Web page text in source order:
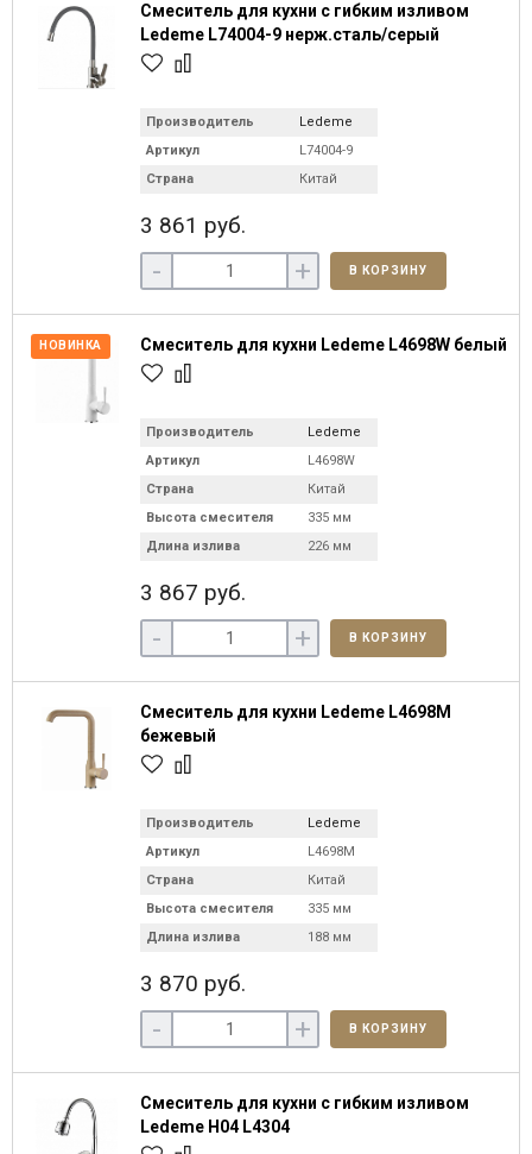
Смеситель для кухни с гибким изливом
Ledeme L74004-9 нерж.сталь/серый
Производитель
Ledeme
Артикул
L74004-9
Страна
Китай
3 861 руб.
- + В КОРЗИНУ
НОВИНКА Смеситель для кухни Ledeme L4698W белый
Производитель
Ledeme
Артикул
L4698W
Страна
Китай
Высота смесителя
335 мм
Длина излива
226 мм
3 867 руб.
- + В КОРЗИНУ
Смеситель для кухни Ledeme L4698M
бежевый
Производитель
Ledeme
Артикул
L4698M
Страна
Китай
Высота смесителя
335 мм
Длина излива
188 мм
3 870 руб.
- + В КОРЗИНУ
Смеситель для кухни с гибким изливом
Ledeme H04 L4304